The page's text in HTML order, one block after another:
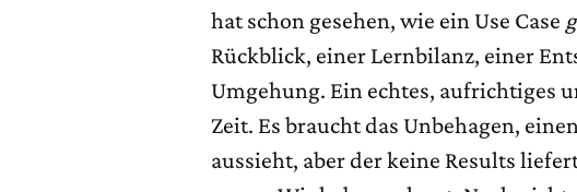
hat schon gesehen, wie ein Use Case
Rückblick, einer Lernbilanz, einer
Umgehung. Ein echtes, aufrichtiges
Zeit. Es braucht das Unbehagen,
aussieht, aber der keine Results